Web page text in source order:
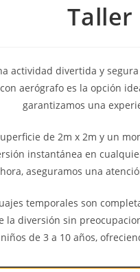
Taller
actividad divertida y
aerógrafo es la opción
garantizamos una
de 2m x 2m y un
instantánea en
aseguramos una
temporales son
la diversión sin
niños de 3 a 10 años,